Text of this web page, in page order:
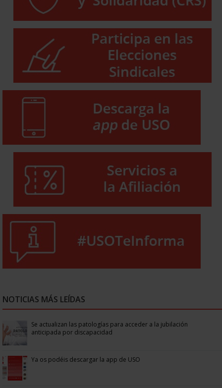
NOTICIAS MÁS LEÍDAS
Se actualizan las patologías para acceder a la jubilación
anticipada por discapacidad
Ya os podéis descargar la app de USO